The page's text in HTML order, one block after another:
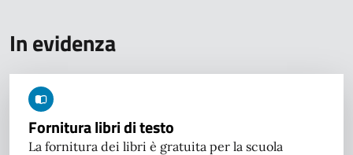
In evidenza
Fornitura libri di testo
La fornitura dei libri è gratuita per la scuola